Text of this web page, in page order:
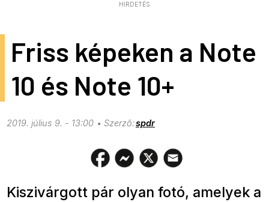
HIRDETÉS
Friss képeken a Note
10 és Note 10+
2019. július 9. - 13:00 spdr
Kiszivárgott pár olyan fotó, amelyek a